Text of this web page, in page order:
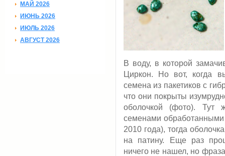
МАЙ 2026
ИЮНЬ 2026
ИЮЛЬ 2026
АВГУСТ 2026
В воду, в которой
Циркон. Но вот, когда
cемена из пакетиков с
что они покрыты
оболочкой (фото). Тут
семенами обработанными
2010 года), тогда
на патину. Еще раз
ничего не нашел, но